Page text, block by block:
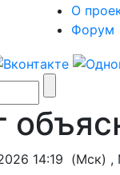
О
Форум
14:19 (Мск) ,